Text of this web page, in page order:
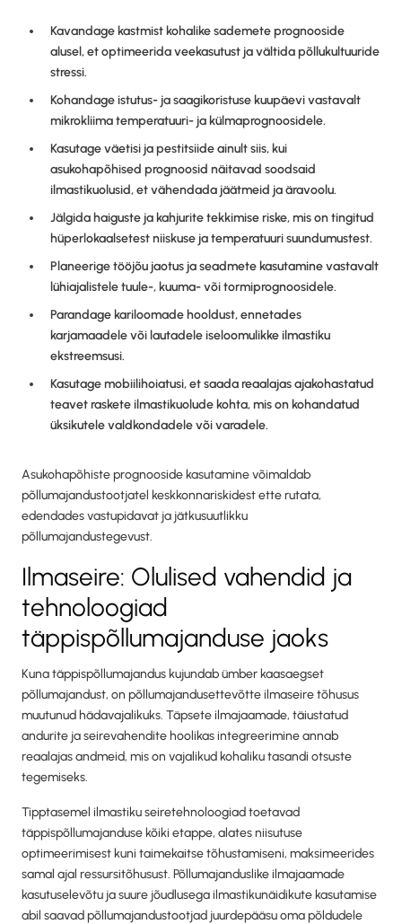
Kavandage kastmist kohalike sademete prognooside
alusel, et optimeerida veekasutust ja vältida põllukultuuride
stressi.
Kohandage istutus- ja saagikoristuse kuupäevi vastavalt
mikrokliima temperatuuri- ja külmaprognoosidele.
Kasutage väetisi ja pestitsiide ainult siis, kui
asukohapõhised prognoosid näitavad soodsaid
ilmastikuolusid, et vähendada jäätmeid ja äravoolu.
Jälgida haiguste ja kahjurite tekkimise riske, mis on tingitud
hüperlokaalsetest niiskuse ja temperatuuri suundumustest.
Planeerige tööjõu jaotus ja seadmete kasutamine vastavalt
lühiajalistele tuule-, kuuma- või tormiprognoosidele.
Parandage kariloomade hooldust, ennetades
karjamaadele või lautadele iseloomulikke ilmastiku
ekstreemsusi.
Kasutage mobiilihoiatusi, et saada reaalajas ajakohastatud
teavet raskete ilmastikuolude kohta, mis on kohandatud
üksikutele valdkondadele või varadele.
Asukohapõhiste prognooside kasutamine võimaldab
põllumajandustootjatel keskkonnariskidest ette rutata,
edendades vastupidavat ja jätkusuutlikku
põllumajandustegevust.
Ilmaseire: Olulised vahendid ja
tehnoloogiad
täppispõllumajanduse jaoks
Kuna täppispõllumajandus kujundab ümber kaasaegset
põllumajandust, on põllumajandusettevõtte ilmaseire tõhusus
muutunud hädavajalikuks. Täpsete ilmajaamade, täiustatud
andurite ja seirevahendite hoolikas integreerimine annab
reaalajas andmeid, mis on vajalikud kohaliku tasandi otsuste
tegemiseks.
Tipptasemel ilmastiku seiretehnoloogiad toetavad
täppispõllumajanduse kõiki etappe, alates niisutuse
optimeerimisest kuni taimekaitse tõhustamiseni, maksimeerides
samal ajal ressursitõhusust. Põllumajanduslike ilmajaamade
kasutuselevõtu ja suure jõudlusega ilmastikunäidikute kasutamise
abil saavad põllumajandustootjad juurdepääsu oma põldudele